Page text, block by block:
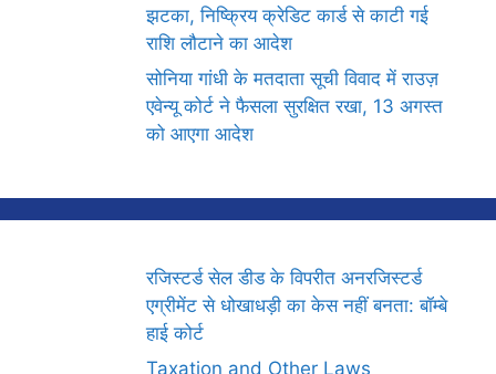
झटका, निष्क्रिय क्रेडिट कार्ड से काटी गई
राशि लौटाने का आदेश
सोनिया गांधी के मतदाता सूची विवाद में राउज़
एवेन्यू कोर्ट ने फैसला सुरक्षित रखा, 13 अगस्त
को आएगा आदेश
रजिस्टर्ड सेल डीड के विपरीत अनरजिस्टर्ड
एग्रीमेंट से धोखाधड़ी का केस नहीं बनता: बॉम्बे
हाई कोर्ट
Taxation and Other Laws